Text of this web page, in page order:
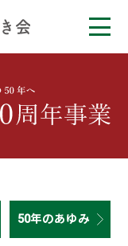
50年のあゆみ